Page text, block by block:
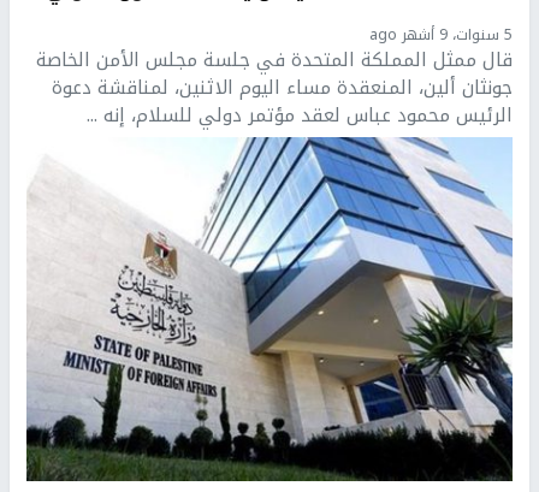
5 سنوات، 9 أشهر ago
قال ممثل المملكة المتحدة في جلسة مجلس الأمن الخاصة
جونثان ألين، المنعقدة مساء اليوم الاثنين، لمناقشة دعوة
الرئيس محمود عباس لعقد مؤتمر دولي للسلام، إنه ...